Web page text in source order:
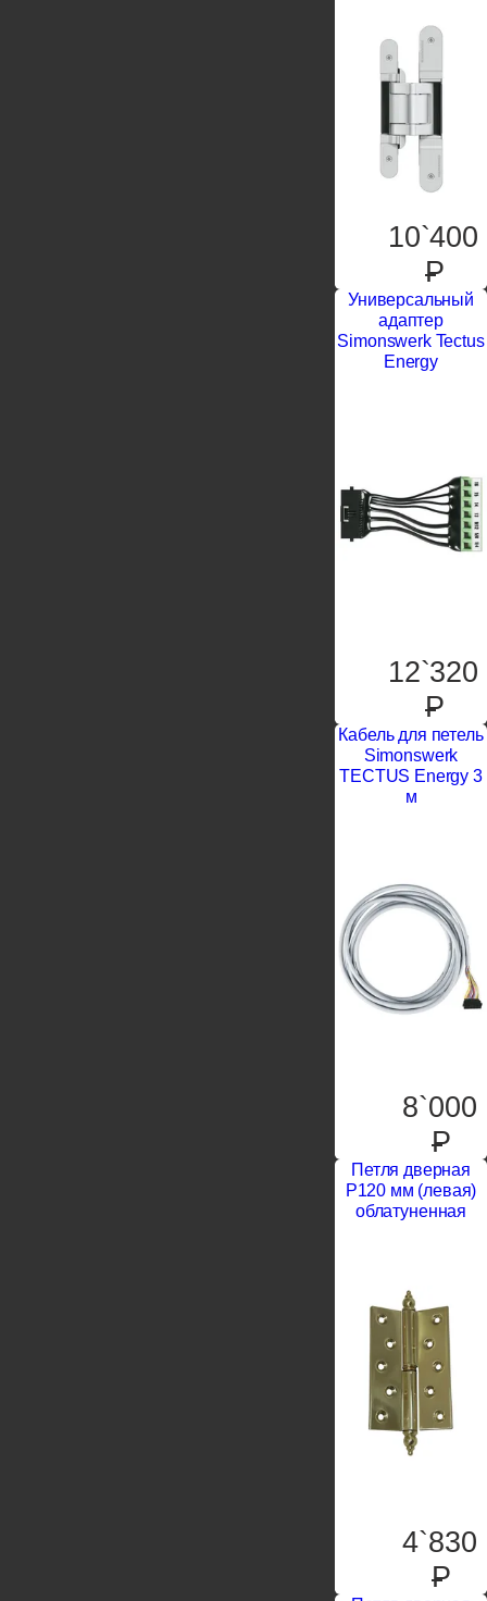
10`400
P
Универсальный
адаптер
Simonswerk Tectus
Energy
12`320
P
Кабель для петель
Simonswerk
TECTUS Energy 3
м
8`000
P
Петля дверная
P120 мм (левая)
облатуненная
4`830
P